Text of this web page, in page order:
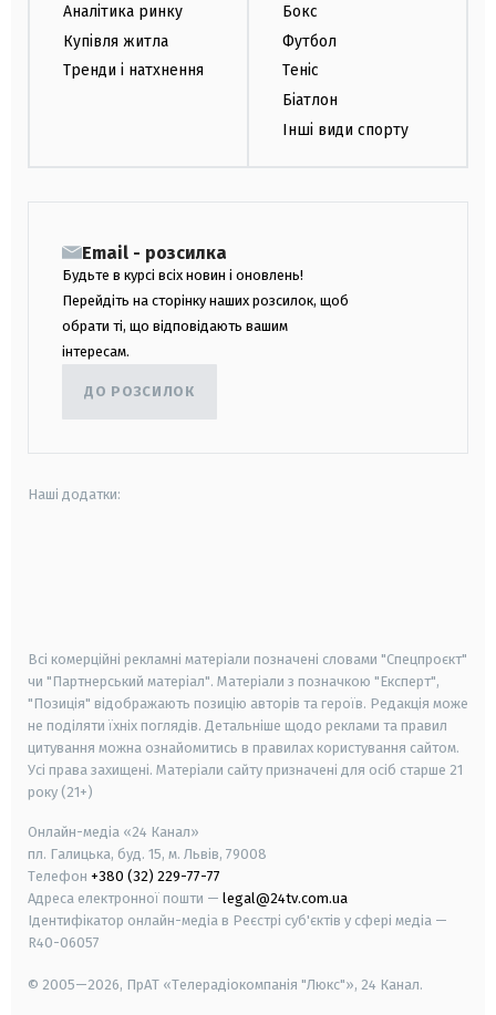
Аналітика ринку
Купівля житла
Тренди і натхнення
Бокс
Футбол
Теніс
Біатлон
Інші види спорту
Email - розсилка
Будьте в курсі всіх новин і оновлень!
Перейдіть на сторінку наших розсилок, щоб
обрати ті, що відповідають вашим
інтересам.
ДО РОЗСИЛОК
Наші додатки:
Всі комерційні рекламні матеріали позначені словами "Спецпроєкт"
чи "Партнерський матеріал". Матеріали з позначкою "Експерт",
"Позиція" відображають позицію авторів та героїв. Редакція може
не поділяти їхніх поглядів. Детальніше щодо реклами та правил
цитування можна ознайомитись в правилах користування сайтом.
Усі права захищені. Матеріали сайту призначені для осіб старше 21
року (21+)
Онлайн-медіа «24 Канал»
пл. Галицька, буд. 15, м. Львів, 79008
Телефон +380 (32) 229-77-77
Адреса електронної пошти — legal@24tv.com.ua
Ідентифікатор онлайн-медіа в Реєстрі суб'єктів у сфері медіа —
R40-06057
© 2005—2026, ПрАТ «Телерадіокомпанія "Люкс"», 24 Канал.